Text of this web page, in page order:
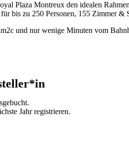
Plaza Montreux den idealen
für bis zu 250 Personen, 155 Zimmer
und nur wenige Minuten vom
Jahr registrieren.